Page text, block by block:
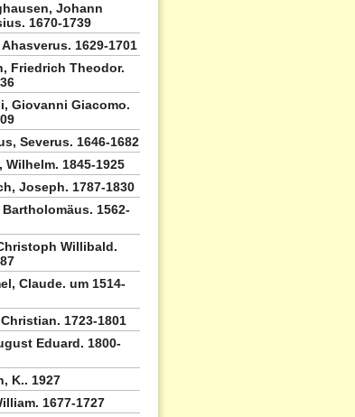
Johann
1670-1739
1629-1701
Friedrich Theodor.
Giovanni Giacomo.
Severus. 1646-1682
Wilhelm. 1845-1925
Joseph. 1787-1830
1562-
Willibald.
Claude. um 1514-
1723-1801
Eduard. 1800-
K.. 1927
1677-1727